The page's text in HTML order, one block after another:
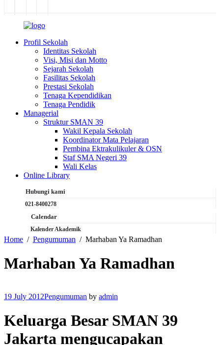
Profil Sekolah
Identitas Sekolah
Visi, Misi dan Motto
Sejarah Sekolah
Fasilitas Sekolah
Prestasi Sekolah
Tenaga Kependidikan
Tenaga Pendidik
Managerial
Struktur SMAN 39
Wakil Kepala Sekolah
Koordinator Mata Pelajaran
Pembina Ektrakulikuler & OSN
Staf SMA Negeri 39
Wali Kelas
Online Library
Hubungi kami
021-8400278
Calendar
Kalender Akademik
Home Pengumuman Marhaban Ya Ramadhan
Marhaban Ya Ramadhan
19 July 2012Pengumuman by admin
Keluarga Besar SMAN 39
Jakarta mengucapakan